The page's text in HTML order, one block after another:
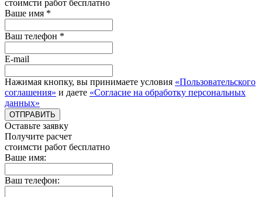
стоимcти работ бесплатно
Ваше имя *
Ваш телефон *
E-mail
Нажимая кнопку, вы принимаете условия «Пользовательского
соглашения» и даете «Согласие на обработку персональных
данных»
ОТПРАВИТЬ
Оставьте заявку
Получите расчет
стоимcти работ бесплатно
Ваше имя:
Ваш телефон: